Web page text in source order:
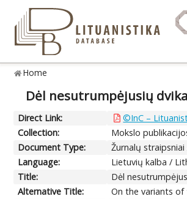
Home
Dėl nesutrumpėjusių
Direct Link:
©InC –
Collection:
Mokslo
Document Type:
Žurnalų
Language:
Lietuvių kalba /
Title:
Dėl
Alternative Title:
On the variants